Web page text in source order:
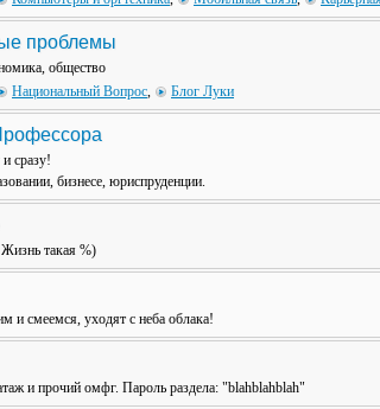
проблемы
общество
Национальный Вопрос, Блог Луки
сразу!
бизнесе, юриспруденции.
такая %)
и смеемся, уходят с неба облака!
и прочий омфг. Пароль раздела: "blahblahblah"